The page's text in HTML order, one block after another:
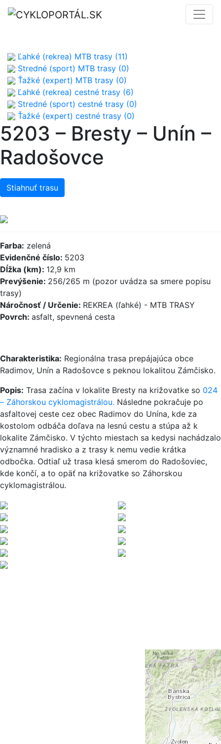
Ľahké (rekrea) MTB trasy (11)
Stredné (sport) MTB trasy (0)
Ťažké (expert) MTB trasy (0)
Ľahké (rekrea) cestné trasy (6)
Stredné (sport) cestné trasy (0)
Ťažké (expert) cestné trasy (0)
5203 – Bresty – Unín –
Radošovce
Stiahnuť trasu
Farba: zelená
Evidenčné číslo: 5203
Dĺžka (km): 12,9 km
Prevýšenie: 256/265 m (pozor uvádza sa smere popisu
trasy)
Náročnosť / Určenie: REKREA (ľahké) - MTB TRASY
Povrch: asfalt, spevnená cesta
Charakteristika: Regionálna trasa prepájajúca obce
Radimov, Unín a Radošovce s peknou lokalitou Zámčisko.
Popis: Trasa začína v lokalite Bresty na križovatke so 024
– Záhorskou cyklomagistrálou. Následne pokračuje po
asfaltovej ceste cez obec Radimov do Unína, kde za
kostolom odbáča doľava na lesnú cestu a stúpa až k
lokalite Zámčisko. V týchto miestach sa kedysi nachádzalo
významné hradisko a z trasy k nemu vedie krátka
odbočka. Odtiaľ už trasa klesá smerom do Radošoviec,
kde končí, a to opäť na križovatke so Záhorskou
cyklomagistrálou.